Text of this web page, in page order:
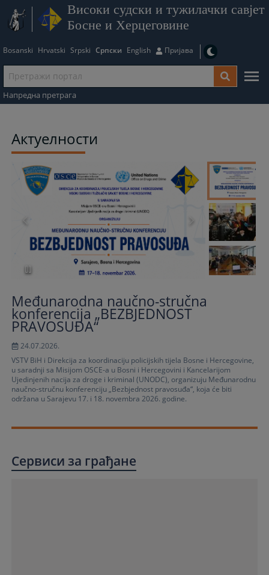
Високи судски и тужилачки савјет
Босне и Херцеговине
Bosanski Hrvatski Srpski Српски English Пријава
Напредна претрага
Актуелности
Međunarodna naučno-stručna
konferencija „BEZBJEDNOST
PRAVOSUĐA“
24.07.2026.
VSTV BiH i Direkcija za koordinaciju policijskih tijela Bosne i Hercegovine,
u saradnji sa Misijom OSCE-a u Bosni i Hercegovini i Kancelarijom
Ujedinjenih nacija za droge i kriminal (UNODC), organizuju Međunarodnu
naučno-stručnu konferenciju „Bezbjednost pravosuđa“, koja će biti
održana u Sarajevu 17. i 18. novembra 2026. godine.
Сервиси за грађане